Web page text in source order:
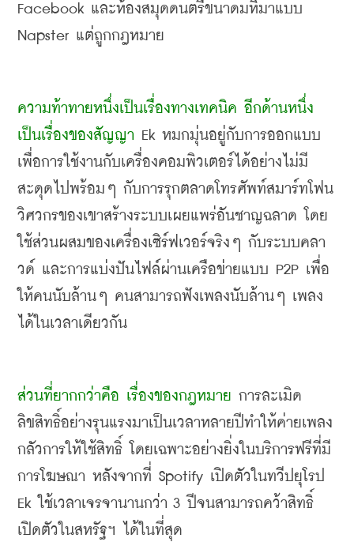
Facebook และห้องสมุดดนตรีขนาดมหึมาแบบ
Napster แต่ถูกกฎหมาย
ความท้าทายหนึ่งเป็นเรื่องทางเทคนิค อีกด้านหนึ่ง
เป็นเรื่องของสัญญา Ek หมกมุ่นอยู่กับการออกแบบ
เพื่อการใช้งานกับเครื่องคอมพิวเตอร์ได้อย่างไม่มี
สะดุดไปพร้อมๆ กับการรุกตลาดโทรศัพท์สมาร์ทโฟน
วิศวกรของเขาสร้างระบบเผยแพร่อันชาญฉลาด โดย
ใช้ส่วนผสมของเครื่องเซิร์ฟเวอร์จริงๆ กับระบบคลา
วด์ และการแบ่งปันไฟล์ผ่านเครือข่ายแบบ P2P เพื่อ
ให้คนนับล้านๆ คนสามารถฟังเพลงนับล้านๆ เพลง
ได้ในเวลาเดียวกัน
ส่วนที่ยากกว่าคือ เรื่องของกฎหมาย การละเมิด
ลิขสิทธิ์อย่างรุนแรงมาเป็นเวลาหลายปีทำให้ค่ายเพลง
กลัวการให้ใช้สิทธิ์ โดยเฉพาะอย่างยิ่งในบริการฟรีที่มี
การโฆษณา หลังจากที่ Spotify เปิดตัวในทวีปยุโรป
Ek
ใช้เวลาเจรจานานกว่า 3 ปีจนสามารถคว้าสิทธิ์
เปิดตัวในสหรัฐฯ ได้ในที่สุด